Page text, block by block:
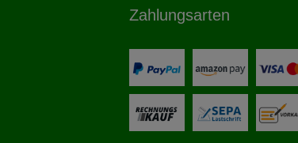
Zahlungsarten